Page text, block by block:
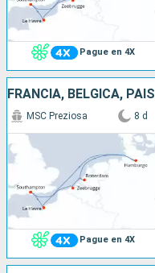
Pague en 4X
Pague en 4X
MSC Preziosa 8 d